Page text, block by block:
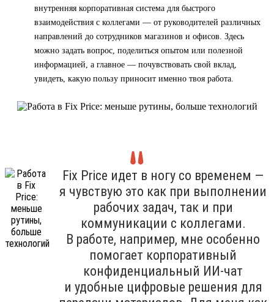
внутренняя корпоративная система для быстрого
взаимодействия с коллегами — от руководителей различных
направлений до сотрудников магазинов и офисов. Здесь
можно задать вопрос, поделиться опытом или полезной
информацией, а главное — почувствовать свой вклад,
увидеть, какую пользу приносит именно твоя работа.
Fix Price идет в ногу со временем —
я чувствую это как при выполнении
рабочих задач, так и при
коммуникации с коллегами.
В работе, например, мне особенно
помогает корпоративный
конфиденциальный ИИ-чат
и удобные цифровые решения для